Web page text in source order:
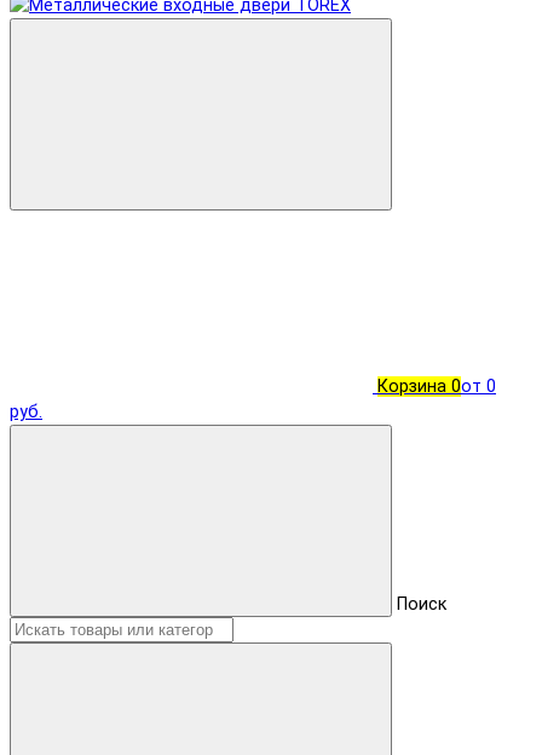
Корзина 0от 0
руб.
Поиск